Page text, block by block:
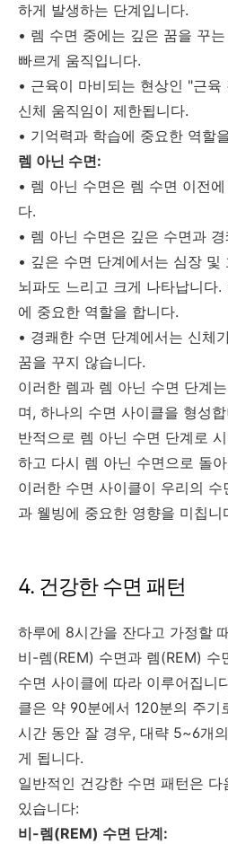
하게 발생하는 단계입니다.
• 렘 수면 중에는 깊은 꿈을 꾸
빠르게 움직입니다.
• 근육이 마비되는 현상인 "근
신체 움직임이 제한됩니다.
• 기억력과 학습에 중요한 역할
렘 아닌 수면:
• 렘 아닌 수면은 렘 수면 이전
다.
• 렘 아닌 수면은 깊은 수면과
• 깊은 수면 단계에서는 심장 및
뇌파도 느리고 크게 나타납니다
에 중요한 역할을 합니다.
• 경쾌한 수면 단계에서는 신체
꿈을 꾸지 않습니다.
이러한 렘과 렘 아닌 수면 단계
며, 하나의 수면 사이클을 형성
반적으로 렘 아닌 수면 단계로
하고 다시 렘 아닌 수면으로 돌
이러한 수면 사이클이 우리의
과 웰빙에 중요한 영향을 미칩니
4. 건강한 수면 패턴
하루에 8시간을 잔다고 가정할
비-렘(REM) 수면과 렘(REM) 수
수면 사이클에 따라 이루어집니
클은 약 90분에서 120분의 주기
시간 동안 잘 경우, 대략 5~6개
게 됩니다.
일반적인 건강한 수면 패턴은
있습니다:
비-렘(REM) 수면 단계: